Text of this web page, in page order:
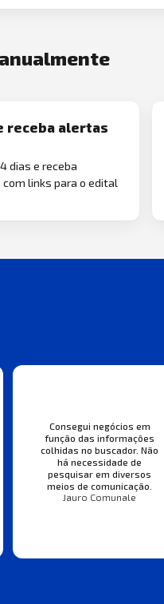
receba alertas
dias e receba
links para o edital
Consegui negócios em
função das informações
colhidas no buscador. Não
há necessidade de
pesquisar em diversos
meios de comunicação.
Jauro Comunale